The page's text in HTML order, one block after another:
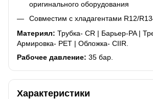
оригинального оборудования
Совместим с хладагентами R12/
Материял: Трубка- CR | Барьер-PA |
Армировка- PET | Обложка- CIIR.
Рабочее давление: 35 бар.
Характеристики